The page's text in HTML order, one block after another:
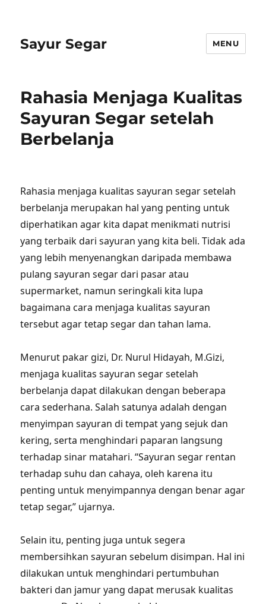
Sayur Segar MENU
Rahasia Menjaga Kualitas
Sayuran Segar setelah
Berbelanja
Rahasia menjaga kualitas sayuran segar setelah
berbelanja merupakan hal yang penting untuk
diperhatikan agar kita dapat menikmati nutrisi
yang terbaik dari sayuran yang kita beli. Tidak ada
yang lebih menyenangkan daripada membawa
pulang sayuran segar dari pasar atau
supermarket, namun seringkali kita lupa
bagaimana cara menjaga kualitas sayuran
tersebut agar tetap segar dan tahan lama.
Menurut pakar gizi, Dr. Nurul Hidayah, M.Gizi,
menjaga kualitas sayuran segar setelah
berbelanja dapat dilakukan dengan beberapa
cara sederhana. Salah satunya adalah dengan
menyimpan sayuran di tempat yang sejuk dan
kering, serta menghindari paparan langsung
terhadap sinar matahari. “Sayuran segar rentan
terhadap suhu dan cahaya, oleh karena itu
penting untuk menyimpannya dengan benar agar
tetap segar,” ujarnya.
Selain itu, penting juga untuk segera
membersihkan sayuran sebelum disimpan. Hal ini
dilakukan untuk menghindari pertumbuhan
bakteri dan jamur yang dapat merusak kualitas